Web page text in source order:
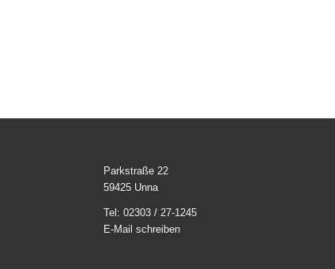
Parkstraße 22
59425 Unna
Tel: 02303 / 27-1245
E-Mail schreiben